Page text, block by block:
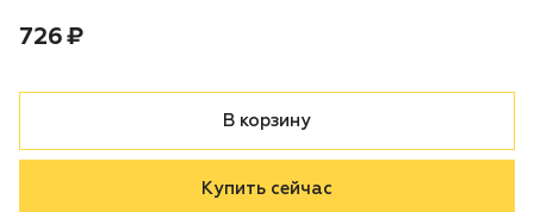
Мотопомпы
Подметальные машины
Строительная техника
В корзину
Купить сейчас
Цена:
726 ₽рублей